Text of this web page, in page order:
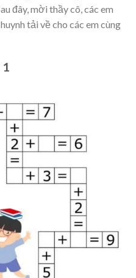
đây, mời thầy cô, các em
tải về cho các em cùng
1